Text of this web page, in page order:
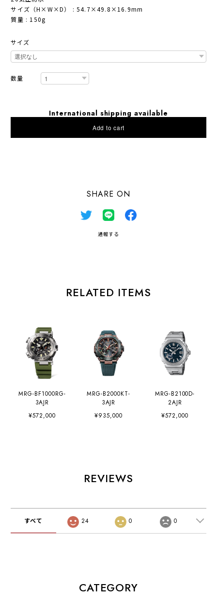
サイズ（H×W×D） : 54.7×49.8×16.9mm
質量 : 150g
サイズ
数量
International shipping available
Add to cart
SHARE ON
通報する
RELATED ITEMS
MRG-BF1000RG-
3AJR
¥572,000
MRG-B2000KT-
3AJR
¥935,000
MRG-B2100D-
2AJR
¥572,000
REVIEWS
すべて 24 0 0
CATEGORY